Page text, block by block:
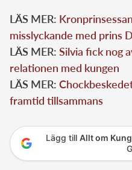
LÄS MER:
misslyckande med prins
LÄS MER: Silvia fick nog
relationen med kungen
LÄS MER:
framtid tillsammans
Lägg till Allt om